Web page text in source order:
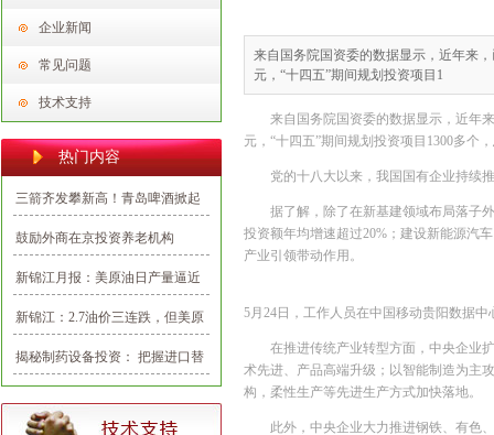
企业新闻
常见问题
技术支持
热门内容
三箭齐发攀新高！青岛啤酒掀起
2020首批投资建设新热潮
鼓励外商在京投资养老机构
新锦江月报：美原油日产量逼近
千一大关，油价整体看多
新锦江：2.7油价三连跌，但美原
油期货多空仍未见分晓
揭秘制药设备投资： 把握进口替
代和产业整合机会
来自国务院国资委的数据显示，近年来
元，“十四五”期间规划投资项目1
来自国务院国资委的数据显示，近年
元，“十四五”期间规划投资项目1300多个
党的十八大以来，我国国有企业持续
据了解，除了在新基建领域布局落子
投资额年均增速超过20%；建设新能源汽
产业引领带动作用。
5月24日，工作人员在中国移动贵阳数据
在推进传统产业转型方面，中央企业
术先进、产品高端升级；以智能制造为主
构，柔性生产等先进生产方式加快落地。
此外，中央企业大力推进钢铁、有色